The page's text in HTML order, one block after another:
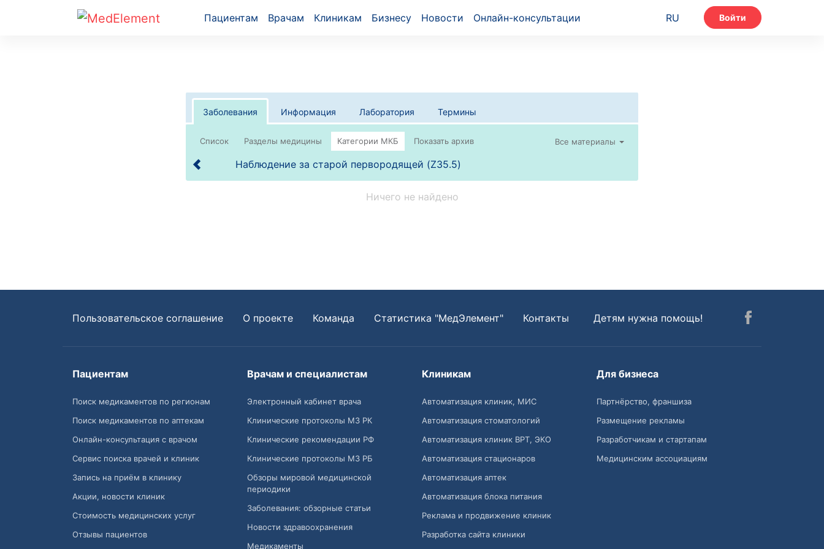
Пациентам Врачам Клиникам Бизнесу Новости Онлайн-консультации RU Войти
Заболевания Информация Лаборатория Термины
Список Все материалы
Наблюдение за старой первородящей (Z35.5)
Ничего не найдено
Пользовательское соглашение О проекте Команда Статистика "МедЭлемент" Контакты Детям нужна помощь!
Пациентам
Поиск медикаментов по регионам
Поиск медикаментов по аптекам
Онлайн-консультация с врачом
Сервис поиска врачей и клиник
Запись на приём в клинику
Акции, новости клиник
Стоимость медицинских услуг
Отзывы пациентов
Врачам и специалистам
Электронный кабинет врача
Клинические протоколы МЗ РК
Клинические рекомендации РФ
Клинические протоколы МЗ РБ
Обзоры мировой медицинской
периодики
Заболевания: обзорные статьи
Новости здравоохранения
Медикаменты
Клиникам
Автоматизация клиник, МИС
Автоматизация стоматологий
Автоматизация клиник ВРТ, ЭКО
Автоматизация стационаров
Автоматизация аптек
Автоматизация блока питания
Реклама и продвижение клиник
Разработка сайта клиники
Для бизнеса
Партнёрство, франшиза
Размещение рекламы
Разработчикам и стартапам
Медицинским ассоциациям